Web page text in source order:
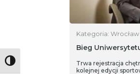
Toggle High Contrast
Kategoria: Wrocław
Bieg
Trwa rejestracja
kolejnej edycji